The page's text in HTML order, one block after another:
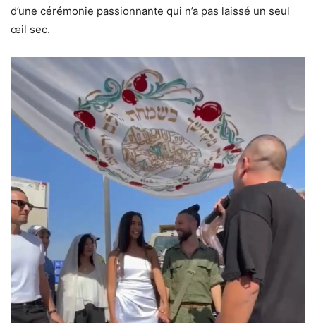
d’une cérémonie passionnante qui n’a pas laissé un seul
œil sec.